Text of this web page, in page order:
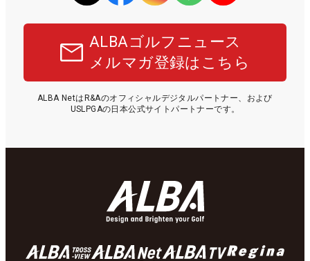
ALBAゴルフニュース
メルマガ登録はこちら
ALBA NetはR&Aのオフィシャルデジタルパートナー、および
USLPGAの日本公式サイトパートナーです。